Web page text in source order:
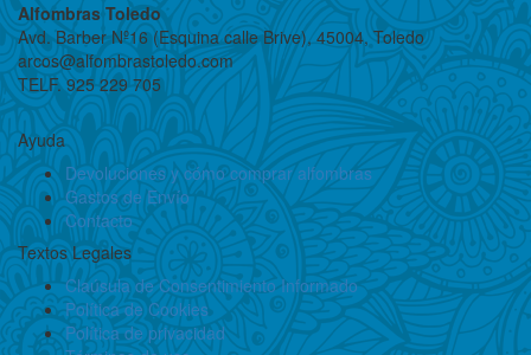
Alfombras Toledo
Avd. Barber Nº16 (Esquina calle Brive), 45004, Toledo
arcos@alfombrastoledo.com
TELF. 925 229 705
Ayuda
Devoluciones y cómo comprar alfombras
Gastos de Envío
Contacto
Textos Legales
Claúsula de Consentimiento Informado
Política de Cookies
Política de privacidad